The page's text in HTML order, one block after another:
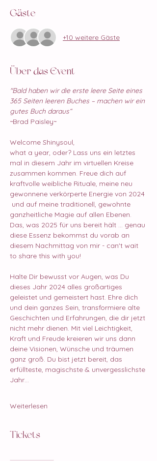
Gäste
+10 weitere Gäste
Über das Event
"Bald haben wir die erste leere Seite eines
365 Seiten leeren Buches – machen wir ein
gutes Buch daraus“
~Brad Paisley~
Welcome Shinysoul,
what a year, oder? Lass uns ein letztes
mal in diesem Jahr im virtuellen Kreise
zusammen kommen. Freue dich auf
kraftvolle weibliche Rituale, meine neu
gewonnene verkörperte Energie von 2024
und auf meine traditionell, gewohnte
ganzheitliche Magie auf allen Ebenen.
Das, was 2025 für uns bereit hält ... genau
diese Essenz bekommst du vorab an
diesem Nachmittag von mir - can't wait
to share this with you!
Halte Dir bewusst vor Augen, was Du
dieses Jahr 2024 alles großartiges
geleistet und gemeistert hast. Ehre dich
und dein ganzes Sein, transformiere alte
Geschichten und Erfahrungen, die dir jetzt
nicht mehr dienen. Mit viel Leichtigkeit,
Kraft und Freude kreieren wir uns dann
deine Visionen, Wünsche und träumen
ganz groß. Du bist jetzt bereit, das
erfüllteste, magischste & unvergesslichste
Jahr…
Weiterlesen
Tickets